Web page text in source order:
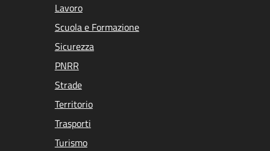
Lavoro
Scuola e Formazione
Sicurezza
PNRR
Strade
Territorio
Trasporti
Turismo